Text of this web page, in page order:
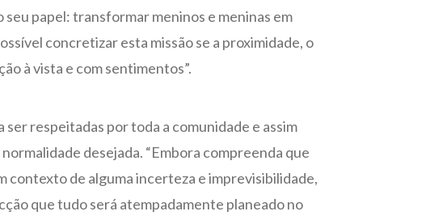
papel: transformar meninos e meninas em
concretizar esta missão se a proximidade, o
à vista e com sentimentos”.
respeitadas por toda a comunidade e assim
desejada. “Embora compreenda que
contexto de alguma incerteza e imprevisibilidade,
que tudo será atempadamente planeado no